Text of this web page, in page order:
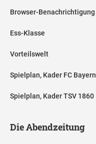
Browser-Benachrichtigung
Ess-Klasse
Vorteilswelt
Spielplan, Kader FC Bayern
Spielplan, Kader TSV 1860
Die Abendzeitung